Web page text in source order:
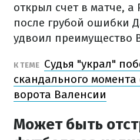
открыл счет в матче,
после грубой ошибки
удвоил преимущество
К ТЕМЕ Судья "украл"
скандального момента
ворота Валенсии
Может быть